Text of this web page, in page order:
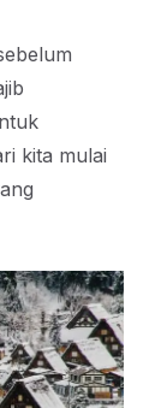
kita mulai